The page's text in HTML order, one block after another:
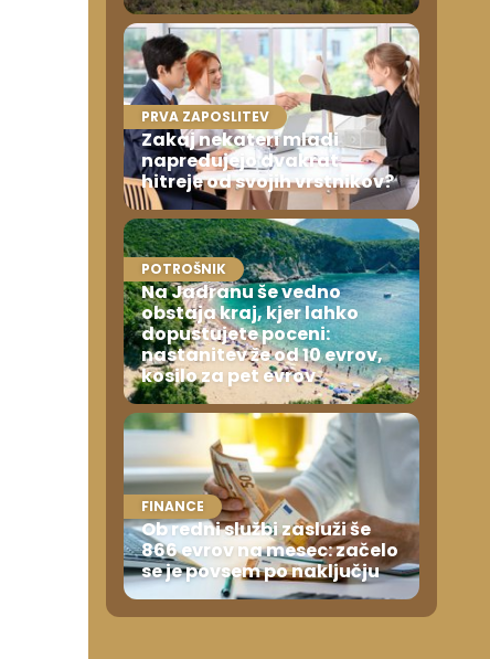
PRVA ZAPOSLITEV
Zakaj nekateri mladi
napredujejo dvakrat
hitreje od svojih vrstnikov?
POTROŠNIK
Na Jadranu še vedno
obstaja kraj, kjer lahko
dopustujete poceni:
nastanitev že od 10 evrov,
kosilo za pet evrov
FINANCE
Ob redni službi zasluži še
866 evrov na mesec: začelo
se je povsem po naključju